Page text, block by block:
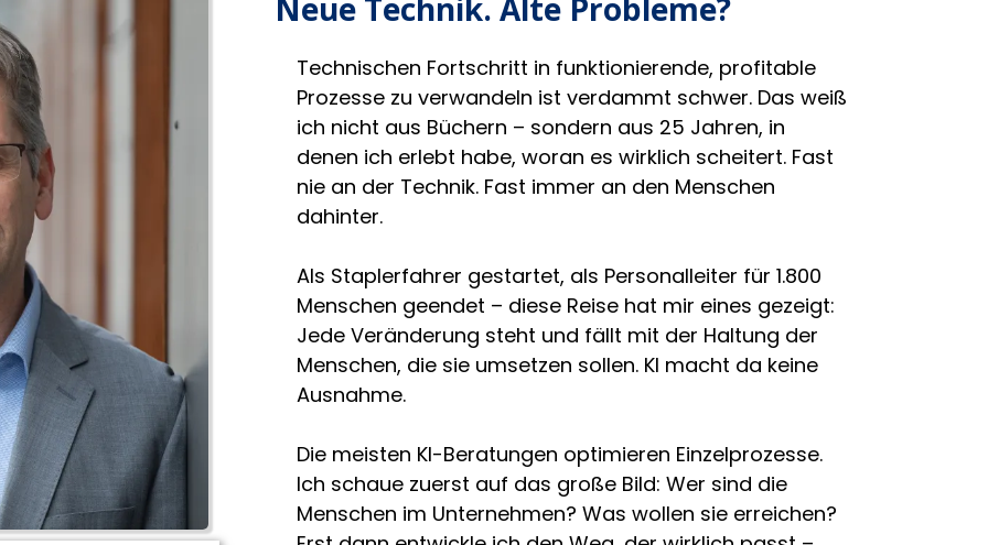
Neue Technik. Alte Probleme?
Technischen Fortschritt in funktionierende, profitable
Prozesse zu verwandeln ist verdammt schwer. Das weiß
ich nicht aus Büchern – sondern aus 25 Jahren, in
denen ich erlebt habe, woran es wirklich scheitert. Fast
nie an der Technik. Fast immer an den Menschen
dahinter.
Als Staplerfahrer gestartet, als Personalleiter für 1.800
Menschen geendet – diese Reise hat mir eines gezeigt:
Jede Veränderung steht und fällt mit der Haltung der
Menschen, die sie umsetzen sollen. KI macht da keine
Ausnahme.
Die meisten KI-Beratungen optimieren Einzelprozesse.
Ich schaue zuerst auf das große Bild: Wer sind die
Menschen im Unternehmen? Was wollen sie erreichen?